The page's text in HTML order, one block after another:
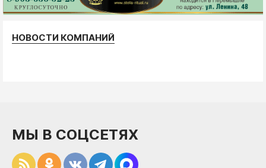
НОВОСТИ КОМПАНИЙ
МЫ В СОЦСЕТЯХ